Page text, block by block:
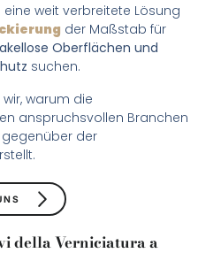
weit verbreitete Lösung
der Maßstab für
Oberflächen und
suchen.
warum die
anspruchsvollen Branchen
der
della Verniciatura a